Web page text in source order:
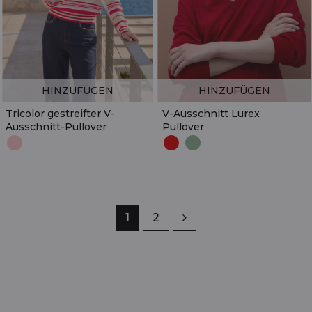
Tricolor gestreifter V-
Ausschnitt-Pullover
HINZUFÜGEN
V-Ausschnitt Lurex
Pullover
HINZUFÜGEN
Seite
1 Seite
2